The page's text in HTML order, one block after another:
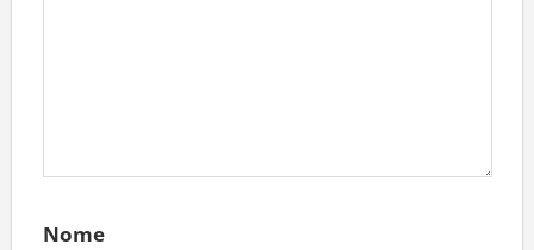
Nome